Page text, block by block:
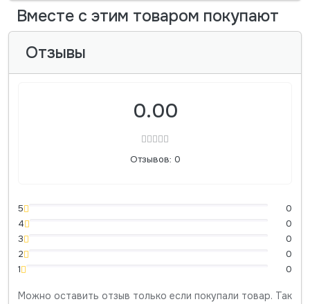
Вместе с этим товаром покупают
Отзывы
0.00
Отзывов: 0
5
0
4
0
3
0
2
0
1
0
Можно оставить отзыв только если покупали товар. Так